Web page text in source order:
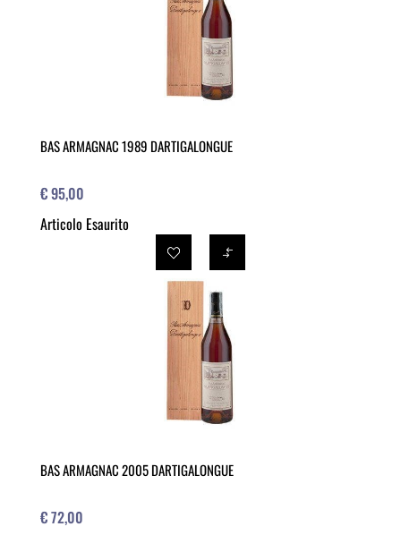
BAS ARMAGNAC 1989 DARTIGALONGUE
€ 95,00
Articolo Esaurito
BAS ARMAGNAC 2005 DARTIGALONGUE
€ 72,00